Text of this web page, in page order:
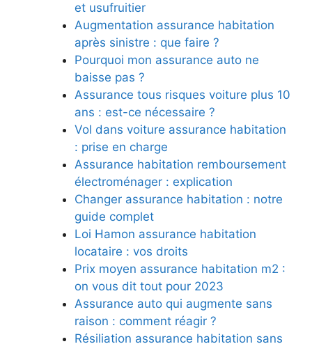
et usufruitier
Augmentation assurance habitation
après sinistre : que faire ?
Pourquoi mon assurance auto ne
baisse pas ?
Assurance tous risques voiture plus 10
ans : est-ce nécessaire ?
Vol dans voiture assurance habitation
: prise en charge
Assurance habitation remboursement
électroménager : explication
Changer assurance habitation : notre
guide complet
Loi Hamon assurance habitation
locataire : vos droits
Prix moyen assurance habitation m2 :
on vous dit tout pour 2023
Assurance auto qui augmente sans
raison : comment réagir ?
Résiliation assurance habitation sans